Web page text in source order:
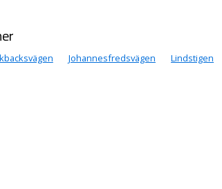
Johannesfredsvägen Lindstigen